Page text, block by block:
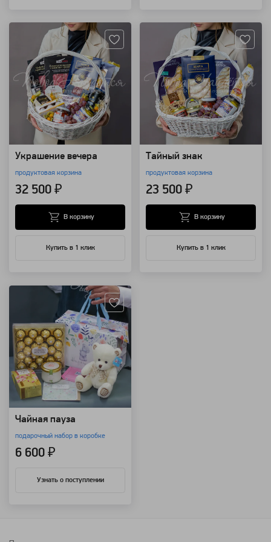
Украшение вечера
продуктовая корзина
32 500 ₽
Купить в 1 клик
В корзину
Тайный знак
продуктовая корзина
23 500 ₽
Купить в 1 клик
В корзину
Чайная пауза
подарочный набор в коробке
6 600 ₽
Узнать о поступлении